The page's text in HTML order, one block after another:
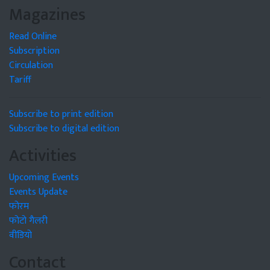
Magazines
Read Online
Subscription
Circulation
Tariff
Subscribe to print edition
Subscribe to digital edition
Activities
Upcoming Events
Events Update
फोरम
फोटो गैलरी
वीडियो
Contact